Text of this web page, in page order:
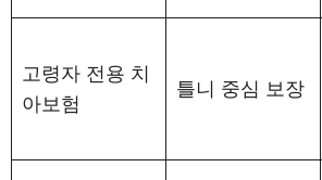
고령자 전용 치
아보험
틀니 중심 보장